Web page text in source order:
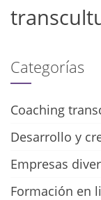
Categorías
Coaching
Desarrollo y
Empresas
Formación en